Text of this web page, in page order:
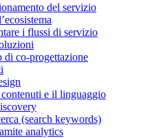
del servizio
i flussi di servizio
di co-progettazione
e il linguaggio
(search keywords)
analytics